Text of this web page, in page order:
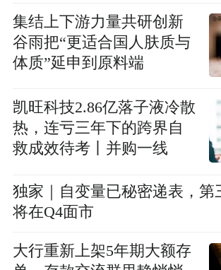
集结上下游力量共研创新
谷雨把“更适合国人肤质与
体质”延申到原料端
凯旺科技2.86亿落子液冷散
热，连亏三年下的跨界自
救成效待考丨并购一线
独家｜自变量已秘密递表，第
将在Q4面市
大行重新上架5年期大额存